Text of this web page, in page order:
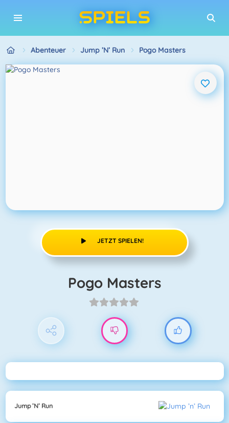
Abenteuer Jump ’n’ Run Pogo Masters
JETZT SPIELEN!
Pogo Masters
Jump ’n’ Run